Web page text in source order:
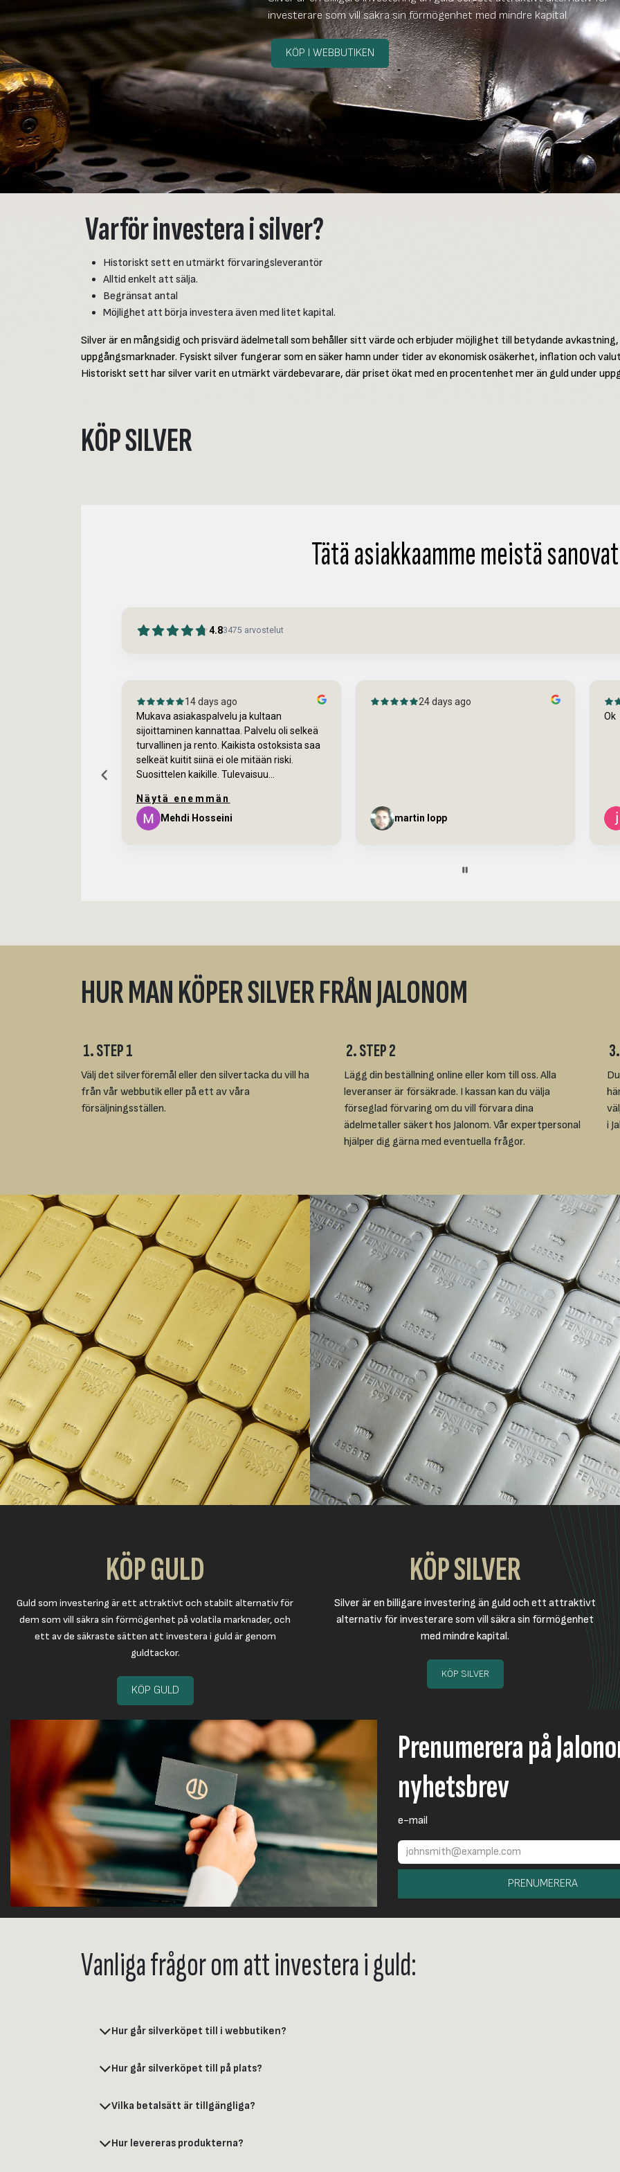
investerare som vill säkra sin förmögenhet med mindre kapital.
KÖP I WEBBUTIKEN
Varför investera i silver?
Historiskt sett en utmärkt förvaringsleverantör
Alltid enkelt att sälja.
Begränsat antal​
Möjlighet att börja investera även med litet kapital.
Silver är en mångsidig och prisvärd ädelmetall som behåller sitt värde och erbjuder möjlighet till betydande
uppgångsmarknader. Fysiskt silver fungerar som en säker hamn under tider av ekonomisk osäkerhet, inflation och
Historiskt sett har silver varit en utmärkt värdebevarare, där priset ökat med en procentenhet mer än guld under
KÖP SILVER
Tätä asiakkaamme meistä sanovat
4.83475 arvostelut
14 days ago
Mukava asiakaspalvelu ja kultaan
sijoittaminen kannattaa. Palvelu oli selkeä
turvallinen ja rento. Kaikista ostoksista saa
selkeät kuitit siinä ei ole mitään riski.
Suosittelen kaikille. Tulevaisuu...
Näytä enemmän
Mehdi Hosseini
24 days ago
martin lopp
Ok
HUR MAN KÖPER SILVER FRÅN JALONOM
1. STEP 1
Välj det silverföremål eller den silvertacka du vill ha
från vår webbutik eller på ett av våra
försäljningsställen.
2. STEP 2
Lägg din beställning online eller kom till oss. Alla
leveranser är försäkrade. I kassan kan du välja
förseglad förvaring om du vill förvara dina
ädelmetaller säkert hos Jalonom. Vår expertpersonal
hjälper dig gärna med eventuella frågor.
i
KÖP GULD
Guld som investering är ett attraktivt och stabilt alternativ för
dem som vill säkra sin förmögenhet på volatila marknader, och
ett av de säkraste sätten att investera i guld är genom
guldtackor.
KÖP GULD
KÖP SILVER
Silver är en billigare investering än guld och ett attraktivt
alternativ för investerare som vill säkra sin förmögenhet
med mindre kapital.
KÖP SILVER
Prenumerera på
nyhetsbrev
e-mail
PRENUMERERA
Vanliga frågor om att investera i guld:
Hur går silverköpet till i webbutiken?
Hur går silverköpet till på plats?
Vilka betalsätt är tillgängliga?
Hur levereras produkterna?